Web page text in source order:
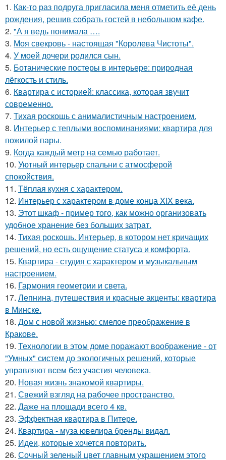
1. Как-то раз подруга пригласила меня отметить её день
рождения, решив собрать гостей в небольшом кафе.
2. "А я ведь понимала ….
3. Моя свекровь - настоящая "Королева Чистоты".
4. У моей дочери родился сын.
5. Ботанические постеры в интерьере: природная
лёгкость и стиль.
6. Квартира с историей: классика, которая звучит
современно.
7. Тихая роскошь с анималистичным настроением.
8. Интерьер с теплыми воспоминаниями: квартира для
пожилой пары.
9. Когда каждый метр на семью работает.
10. Уютный интерьер спальни с атмосферой
спокойствия.
11. Тёплая кухня с характером.
12. Интерьер с характером в доме конца XIX века.
13. Этот шкаф - пример того, как можно организовать
удобное хранение без больших затрат.
14. Тихая роскошь. Интерьер, в котором нет кричащих
решений, но есть ощущение статуса и комфорта.
15. Квартира - студия с характером и музыкальным
настроением.
16. Гармония геометрии и света.
17. Лепнина, путешествия и красные акценты: квартира
в Минске.
18. Дом с новой жизнью: смелое преображение в
Кракове.
19. Технологии в этом доме поражают воображение - от
"Умных" систем до экологичных решений, которые
управляют всем без участия человека.
20. Новая жизнь знакомой квартиры.
21. Свежий взгляд на рабочее пространство.
22. Даже на площади всего 4 кв.
23. Эффектная квартира в Питере.
24. Квартира - муза ювелира бренды видал.
25. Идеи, которые хочется повторить.
26. Сочный зеленый цвет главным украшением этого